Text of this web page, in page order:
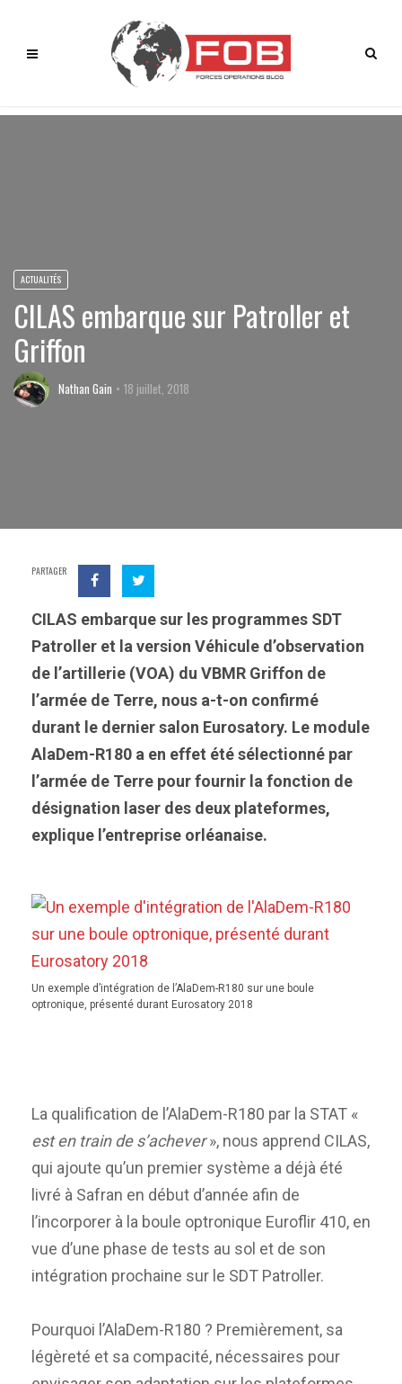
ACTUALITÉS
CILAS embarque sur Patroller et
Griffon
Nathan Gain 18 juillet, 2018
PARTAGER
CILAS embarque sur les programmes SDT
Patroller et la version Véhicule d’observation
de l’artillerie (VOA) du VBMR Griffon de
l’armée de Terre, nous a-t-on confirmé
durant le dernier salon Eurosatory. Le module
AlaDem-R180 a en effet été sélectionné par
l’armée de Terre pour fournir la fonction de
désignation laser des deux plateformes,
explique l’entreprise orléanaise.
Un exemple d’intégration de l’AlaDem-R180 sur une boule
optronique, présenté durant Eurosatory 2018
La qualification de l’AlaDem-R180 par la STAT «
est en train de s’achever», nous apprend CILAS,
qui ajoute qu’un premier système a déjà été
livré à Safran en début d’année afin de
l’incorporer à la boule optronique Euroflir 410, en
vue d’une phase de tests au sol et de son
intégration prochaine sur le SDT Patroller.
Pourquoi l’AlaDem-R180 ? Premièrement, sa
légèreté et sa compacité, nécessaires pour